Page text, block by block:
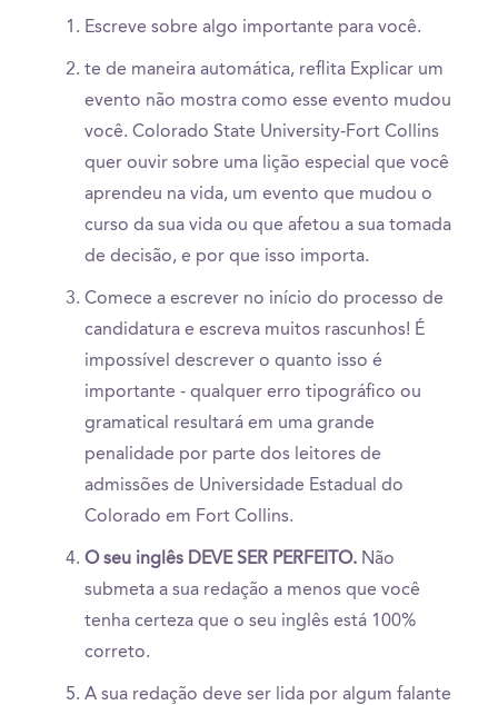
Escreve sobre algo importante para você.
te de maneira automática, reflita Explicar um
evento não mostra como esse evento mudou
você. Colorado State University-Fort Collins
quer ouvir sobre uma lição especial que você
aprendeu na vida, um evento que mudou o
curso da sua vida ou que afetou a sua tomada
de decisão, e por que isso importa.
Comece a escrever no início do processo de
candidatura e escreva muitos rascunhos! É
impossível descrever o quanto isso é
importante - qualquer erro tipográfico ou
gramatical resultará em uma grande
penalidade por parte dos leitores de
admissões de Universidade Estadual do
Colorado em Fort Collins.
O seu inglês DEVE SER PERFEITO. Não
submeta a sua redação a menos que você
tenha certeza que o seu inglês está 100%
correto.
A sua redação deve ser lida por algum falante